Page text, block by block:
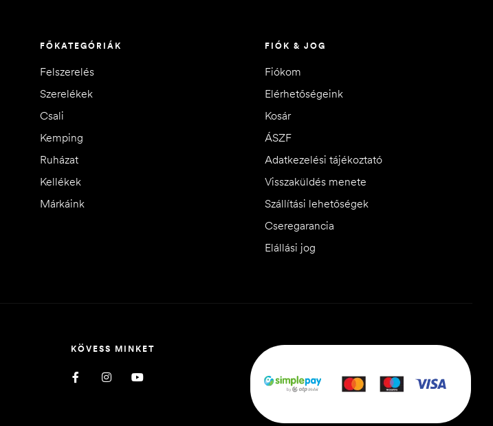
FŐKATEGÓRIÁK
Felszerelés
Szerelékek
Csali
Kemping
Ruházat
Kellékek
Márkáink
FIÓK & JOG
Fiókom
Elérhetőségeink
Kosár
ÁSZF
Adatkezelési tájékoztató
Visszaküldés menete
Szállítási lehetőségek
Cseregarancia
Elállási jog
KÖVESS MINKET